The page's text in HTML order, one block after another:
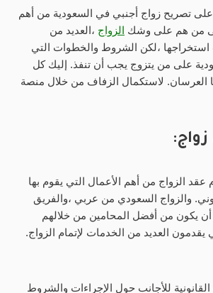
تصريح زواج أجنبي في السعودية من أهم
من هم على وشك الزواج ،العديد من
استخراجها ،لكن الشروط والخطوات التي
على من يتزوج يجب أن تنفذ. إليك كل
العرسان. لاستكمال الزفاف من خلال منصة
:
الزواج من أهم الأعمال التي يقوم بها
والزواج السعودي من عربي ،والفريق
أن يكون من أفضل المحامين من خلالهم
يقدمون العديد من الخدمات لإتمام الزواج.
للأجانب حول الإجراءات والشروط